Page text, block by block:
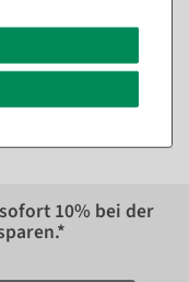
Sofort versandfähig.
EUR zzgl. ges. MwSt.
10% bei der